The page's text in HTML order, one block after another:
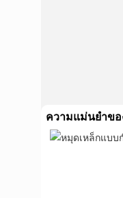
ความแม่นยำข